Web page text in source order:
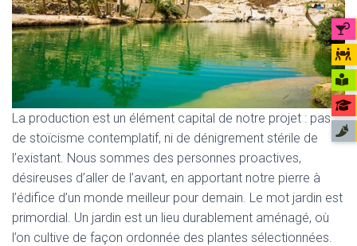
La production est un élément capital de notre projet : pas
de stoïcisme contemplatif, ni de dénigrement stérile de
l’existant. Nous sommes des personnes proactives,
désireuses d’aller de l’avant, en apportant notre pierre à
l’édifice d’un monde meilleur pour demain. Le mot jardin est
primordial. Un jardin est un lieu durablement aménagé, où
l’on cultive de façon ordonnée des plantes sélectionnées.